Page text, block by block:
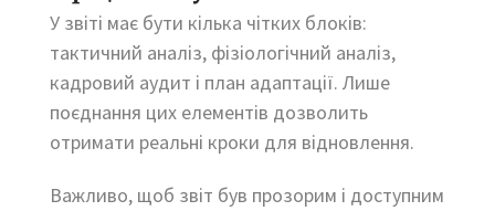
У звіті має бути кілька чітких блоків:
тактичний аналіз, фізіологічний аналіз,
кадровий аудит і план адаптації. Лише
поєднання цих елементів дозволить
отримати реальні кроки для відновлення.
Важливо, щоб звіт був прозорим і доступним